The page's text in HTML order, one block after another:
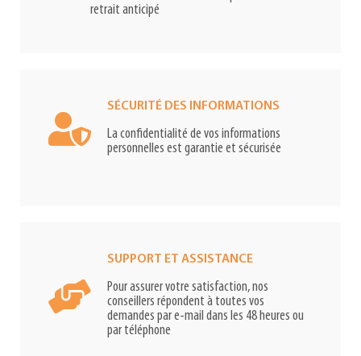
retrait anticipé
SÉCURITÉ DES INFORMATIONS
La confidentialité de vos informations
personnelles est garantie et sécurisée
SUPPORT ET ASSISTANCE
Pour assurer votre satisfaction, nos
conseillers répondent à toutes vos
demandes par e-mail dans les 48 heures ou
par téléphone